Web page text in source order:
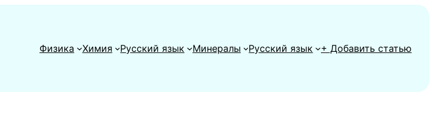
Физика
Химия Русский язык Минералы Русский язык + Добавить статью